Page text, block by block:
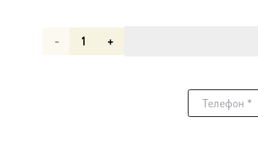
Количество